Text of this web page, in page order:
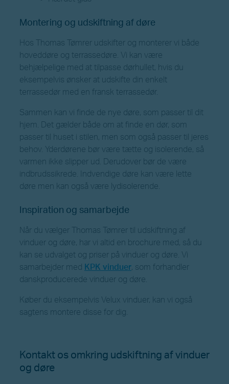
Montering og udskiftning af døre
Hos Thomas Tømrer udskifter og monterer vi både
hoveddøre og terrassedøre. Vi kan være
behjælpelige med at tilpasse dørhullet, hvis du
eksempelvis ønsker at udskifte din enkelt
terrassedør med en fransk terrassedør.
Sammen kan vi finde de nye døre, som passer til dit
hjem. Det gælder både om at finde en dør, som
passer til huset i stilen, men som også passer til jeres
behov. Yderdørene bør være tætte og isolerende, så
varmen ikke slipper ud. Derudover bør de være
indbrudssikrede. Indvendige døre kan være lette
døre men kan også være lydisolerende.
Inspiration og samarbejde
Når du vælger Thomas Tømrer til udskiftning af
vinduer og døre, har vi altid en brochure med, så du
kan se udvalget og priser på vinduer og døre. Vi
samarbejder med
KPK vinduer, som forhandler
danskproducerede vinduer og døre.
Køber du eksempelvis Velux vinduer, kan vi også
sagtens montere disse for dig.
Kontakt os omkring udskiftning af vinduer
og døre